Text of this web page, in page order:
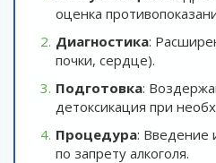
оценка
Диагностика:
почки, сердце).
Подготовка:
детоксикация при
Процедура: Введение
по запрету алкоголя.